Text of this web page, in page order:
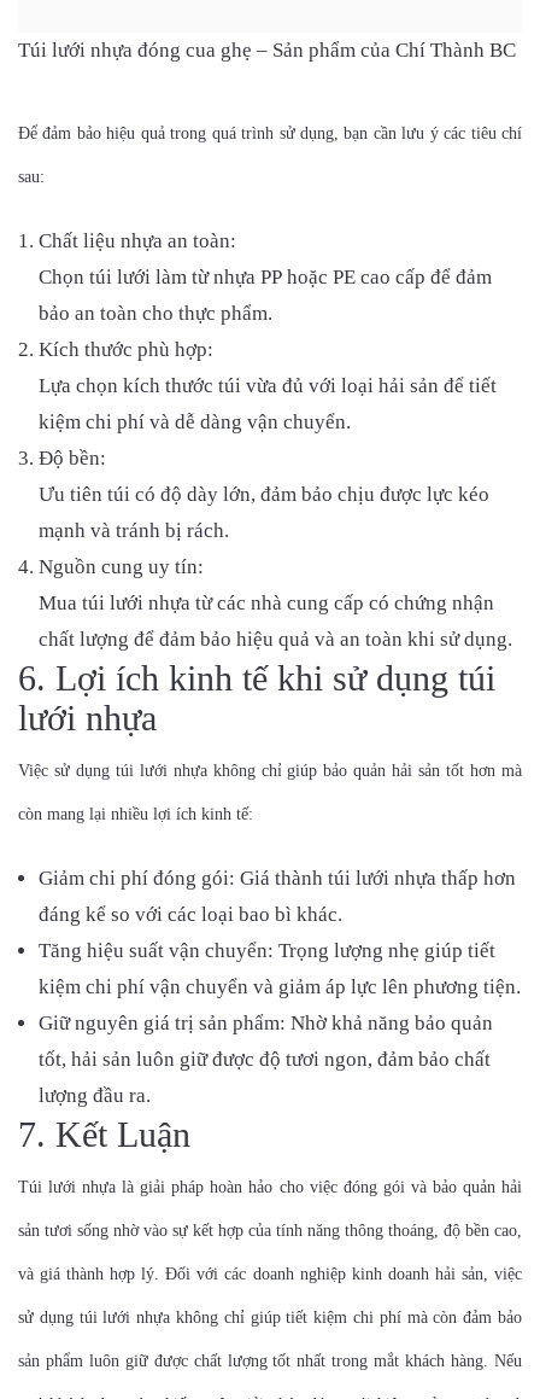
Túi lưới nhựa đóng cua ghẹ – Sản phẩm của Chí Thành BC
Để đảm bảo hiệu quả trong quá trình sử dụng, bạn cần lưu ý các tiêu chí
sau:
Chất liệu nhựa an toàn:
Chọn túi lưới làm từ nhựa PP hoặc PE cao cấp để đảm
bảo an toàn cho thực phẩm.
Kích thước phù hợp:
Lựa chọn kích thước túi vừa đủ với loại hải sản để tiết
kiệm chi phí và dễ dàng vận chuyển.
Độ bền:
Ưu tiên túi có độ dày lớn, đảm bảo chịu được lực kéo
mạnh và tránh bị rách.
Nguồn cung uy tín:
Mua túi lưới nhựa từ các nhà cung cấp có chứng nhận
chất lượng để đảm bảo hiệu quả và an toàn khi sử dụng.
6. Lợi ích kinh tế khi sử dụng túi
lưới nhựa
Việc sử dụng túi lưới nhựa không chỉ giúp bảo quản hải sản tốt hơn mà
còn mang lại nhiều lợi ích kinh tế:
Giảm chi phí đóng gói: Giá thành túi lưới nhựa thấp hơn
đáng kể so với các loại bao bì khác.
Tăng hiệu suất vận chuyển: Trọng lượng nhẹ giúp tiết
kiệm chi phí vận chuyển và giảm áp lực lên phương tiện.
Giữ nguyên giá trị sản phẩm: Nhờ khả năng bảo quản
tốt, hải sản luôn giữ được độ tươi ngon, đảm bảo chất
lượng đầu ra.
7. Kết Luận
Túi lưới nhựa là giải pháp hoàn hảo cho việc đóng gói và bảo quản hải
sản tươi sống nhờ vào sự kết hợp của tính năng thông thoáng, độ bền cao,
và giá thành hợp lý. Đối với các doanh nghiệp kinh doanh hải sản, việc
sử dụng túi lưới nhựa không chỉ giúp tiết kiệm chi phí mà còn đảm bảo
sản phẩm luôn giữ được chất lượng tốt nhất trong mắt khách hàng. Nếu